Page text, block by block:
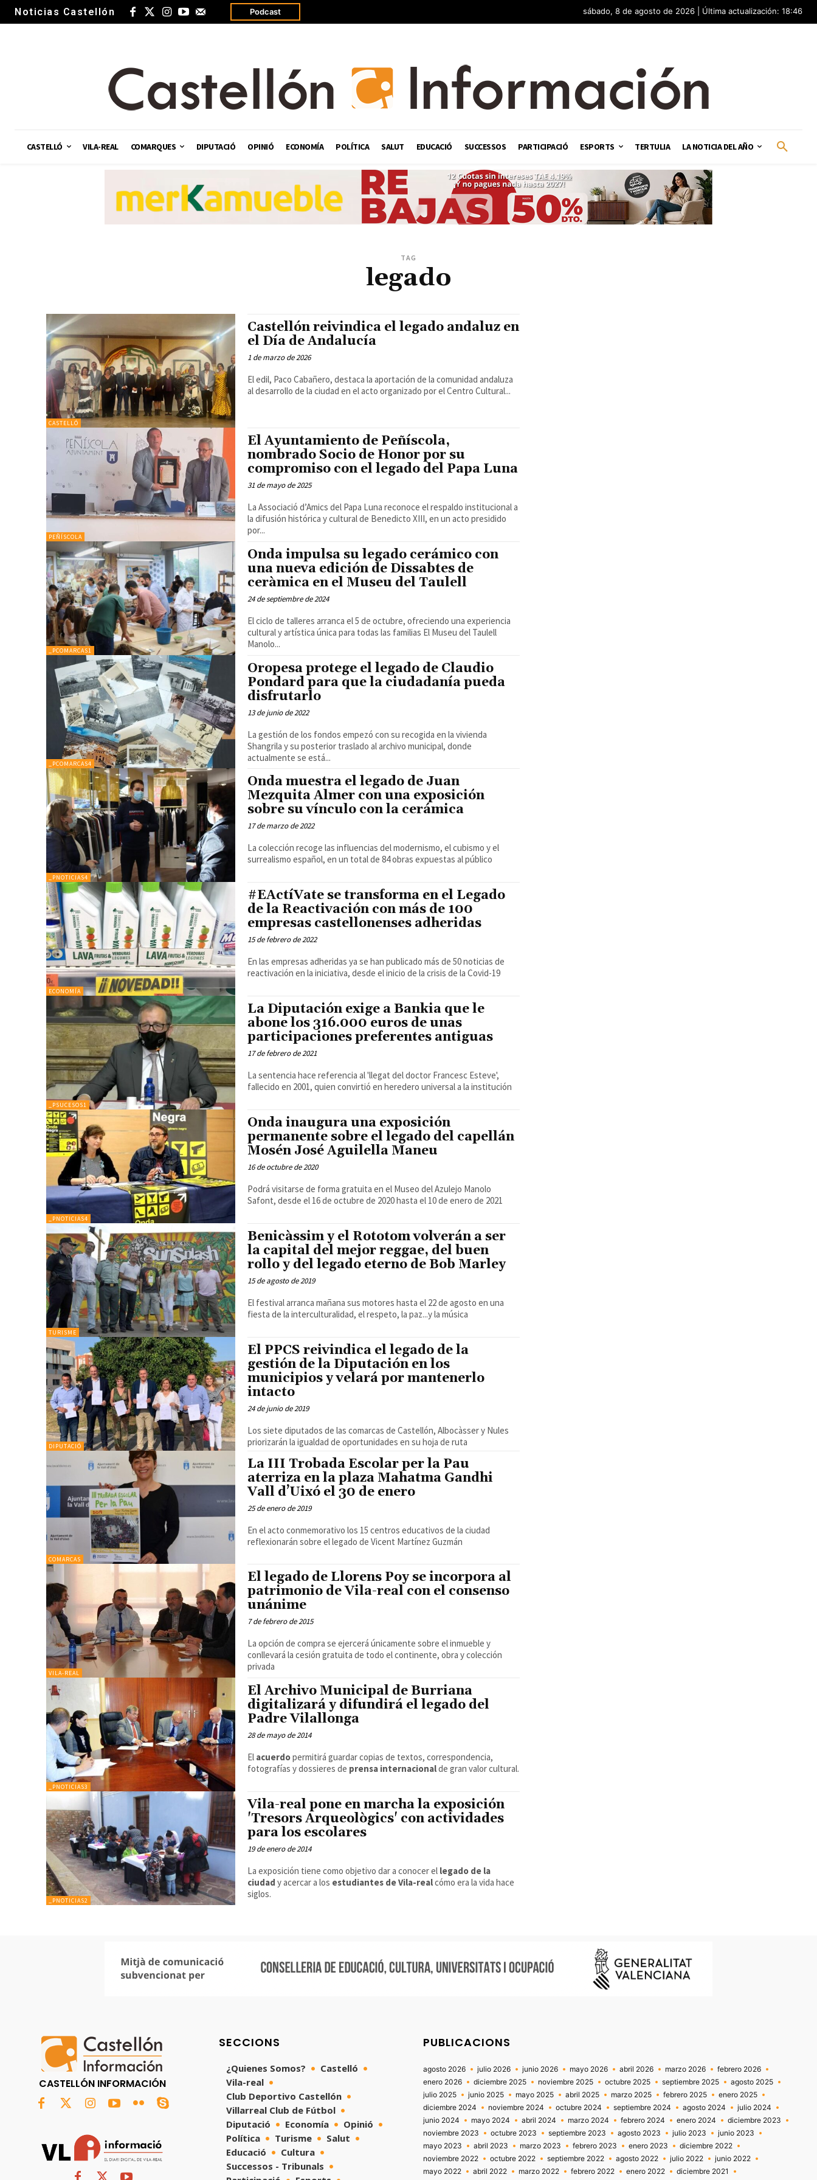
Noticias Castellón Podcast sábado, 8 de agosto de 2026 | Última actualización: 18:46
CASTELLÓ VILA-REAL COMARQUES DIPUTACIÓ OPINIÓ ECONOMÍA POLÍTICA SALUT EDUCACIÓ SUCCESSOS PARTICIPACIÓ ESPORTS TERTULIA LA NOTICIA DEL AÑO
TAG
legado
CASTELLÓ
Castellón reivindica el legado andaluz en
el Día de Andalucía
1 de marzo de 2026
El edil, Paco Cabañero, destaca la aportación de la comunidad andaluza
al desarrollo de la ciudad en el acto organizado por el Centro Cultural...
PEÑÍSCOLA
El Ayuntamiento de Peñíscola,
nombrado Socio de Honor por su
compromiso con el legado del Papa Luna
31 de mayo de 2025
La Associació d’Amics del Papa Luna reconoce el respaldo institucional a
la difusión histórica y cultural de Benedicto XIII, en un acto presidido
por...
_PCOMARCAS1
Onda impulsa su legado cerámico con
una nueva edición de Dissabtes de
ceràmica en el Museu del Taulell
24 de septiembre de 2024
El ciclo de talleres arranca el 5 de octubre, ofreciendo una experiencia
cultural y artística única para todas las familias El Museu del Taulell
Manolo...
_PCOMARCAS4
Oropesa protege el legado de Claudio
Pondard para que la ciudadanía pueda
disfrutarlo
13 de junio de 2022
La gestión de los fondos empezó con su recogida en la vivienda
Shangrila y su posterior traslado al archivo municipal, donde
actualmente se está...
_PNOTICIAS4
Onda muestra el legado de Juan
Mezquita Almer con una exposición
sobre su vínculo con la cerámica
17 de marzo de 2022
La colección recoge las influencias del modernismo, el cubismo y el
surrealismo español, en un total de 84 obras expuestas al público
ECONOMÍA
#EActíVate se transforma en el Legado
de la Reactivación con más de 100
empresas castellonenses adheridas
15 de febrero de 2022
En las empresas adheridas ya se han publicado más de 50 noticias de
reactivación en la iniciativa, desde el inicio de la crisis de la Covid-19
_PSUCESOS1
La Diputación exige a Bankia que le
abone los 316.000 euros de unas
participaciones preferentes antiguas
17 de febrero de 2021
La sentencia hace referencia al 'llegat del doctor Francesc Esteve',
fallecido en 2001, quien convirtió en heredero universal a la institución
_PNOTICIAS4
Onda inaugura una exposición
permanente sobre el legado del capellán
Mosén José Aguilella Maneu
16 de octubre de 2020
Podrá visitarse de forma gratuita en el Museo del Azulejo Manolo
Safont, desde el 16 de octubre de 2020 hasta el 10 de enero de 2021
TURISME
Benicàssim y el Rototom volverán a ser
la capital del mejor reggae, del buen
rollo y del legado eterno de Bob Marley
15 de agosto de 2019
El festival arranca mañana sus motores hasta el 22 de agosto en una
fiesta de la interculturalidad, el respeto, la paz...y la música
DIPUTACIÓ
El PPCS reivindica el legado de la
gestión de la Diputación en los
municipios y velará por mantenerlo
intacto
24 de junio de 2019
Los siete diputados de las comarcas de Castellón, Albocàsser y Nules
priorizarán la igualdad de oportunidades en su hoja de ruta
COMARCAS
La III Trobada Escolar per la Pau
aterriza en la plaza Mahatma Gandhi
Vall d’Uixó el 30 de enero
25 de enero de 2019
En el acto conmemorativo los 15 centros educativos de la ciudad
reflexionarán sobre el legado de Vicent Martínez Guzmán
VILA-REAL
El legado de Llorens Poy se incorpora al
patrimonio de Vila-real con el consenso
unánime
7 de febrero de 2015
La opción de compra se ejercerá únicamente sobre el inmueble y
conllevará la cesión gratuita de todo el continente, obra y colección
privada
_PNOTICIAS3
El Archivo Municipal de Burriana
digitalizará y difundirá el legado del
Padre Vilallonga
28 de mayo de 2014
El acuerdopermitirá guardar copias de textos, correspondencia,
fotografías y dossieres de prensa internacionalde gran valor cultural.
_PNOTICIAS2
Vila-real pone en marcha la exposición
'Tresors Arqueològics' con actividades
para los escolares
19 de enero de 2014
La exposición tiene como objetivo dar a conocer el legado de la
ciudad y acercar a los estudiantes de Vila-realcómo era la vida hace
siglos.
CASTELLÓN INFORMACIÓN
SECCIONS
¿Quienes Somos?
Castelló
Vila-real
Club Deportivo Castellón
Villarreal Club de Fútbol
Diputació
Economía
Opinió
Política
Turisme
Salut
Educació
Cultura
Successos - Tribunals
PUBLICACIONS
agosto 2026 julio 2026 junio 2026 mayo 2026 abril 2026 marzo 2026
febrero 2026
enero 2026
diciembre 2025 noviembre 2025 octubre 2025 septiembre 2025
agosto 2025
julio 2025
junio 2025 mayo 2025 abril 2025 marzo 2025 febrero 2025
enero 2025
diciembre 2024
noviembre 2024 octubre 2024 septiembre 2024 agosto 2024
julio 2024
junio 2024
mayo 2024 abril 2024 marzo 2024 febrero 2024 enero 2024
diciembre 2023
noviembre 2023
octubre 2023 septiembre 2023 agosto 2023 julio 2023
junio 2023
mayo 2023
abril 2023 marzo 2023 febrero 2023 enero 2023
diciembre 2022
noviembre 2022
octubre 2022 septiembre 2022 agosto 2022 julio 2022
junio 2022
mayo 2022
abril 2022 marzo 2022 febrero 2022 enero 2022
diciembre 2021